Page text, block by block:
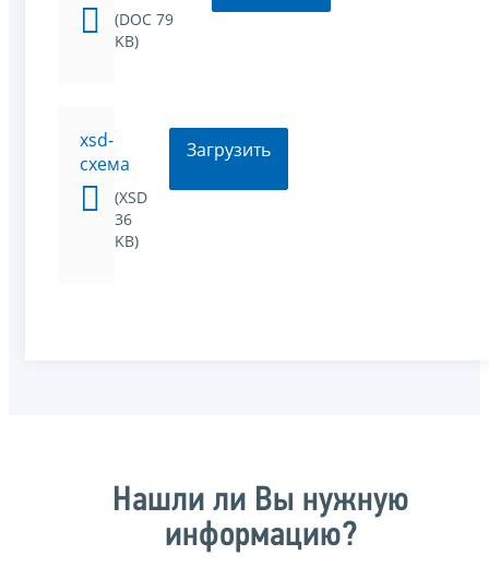
(DOC 79
KB)
xsd-
схема
(XSD
36
KB)
Загрузить
Нашли ли Вы нужную
информацию?